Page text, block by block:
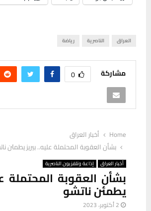
العراق الناصرية رياضة
مشاركة 0
Home
أخبار العراق
بشأن العقوبة المحتملة عليه.. بيريز يطمئن
أخبار العراق إذاعة وتلفزيون الناصرية
بشأن العقوبة المحتملة
يطمئن ناتشو
2 أكتوبر، 2023